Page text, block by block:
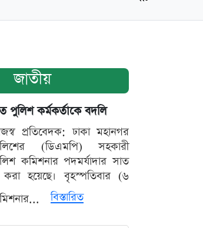
জাতীয়
পুলিশ কর্মকর্তাকে বদলি
প্রতিবেদক: ঢাকা মহানগর
(ডিএমপি) সহকারী
কমিশনার পদমর্যাদার সাত
করা হয়েছে। বৃহস্পতিবার (৬
বিস্তারিত